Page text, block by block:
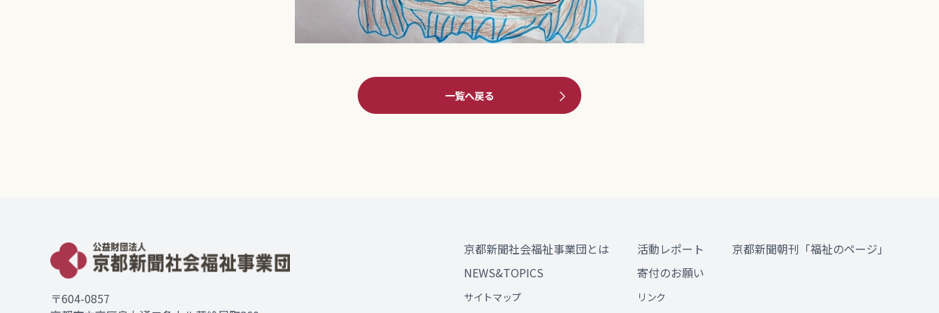
一覧へ戻る
〒604-0857
京都新聞社会福祉事業団とは 活動レポート
京都新聞朝刊「福祉のページ」
NEWS&TOPICS
寄付のお願い
サイトマップ リンク